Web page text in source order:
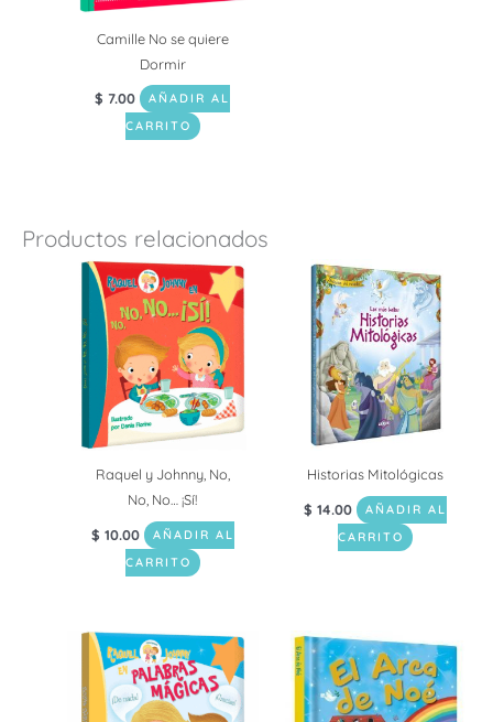
Camille No se quiere
Dormir
$ 7.00
AÑADIR AL
CARRITO
Productos relacionados
Raquel y Johnny, No,
No, No… ¡Sí!
$ 10.00
AÑADIR AL
CARRITO
Historias Mitológicas
$ 14.00
AÑADIR AL
CARRITO